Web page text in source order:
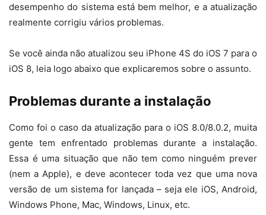
desempenho do sistema está bem melhor, e a atualização
realmente corrigiu vários problemas.
Se você ainda não atualizou seu iPhone 4S do iOS 7 para o
iOS 8, leia logo abaixo que explicaremos sobre o assunto.
Problemas durante a instalação
Como foi o caso da atualização para o iOS 8.0/8.0.2, muita
gente tem enfrentado problemas durante a instalação.
Essa é uma situação que não tem como ninguém prever
(nem a Apple), e deve acontecer toda vez que uma nova
versão de um sistema for lançada – seja ele iOS, Android,
Windows Phone, Mac, Windows, Linux, etc.